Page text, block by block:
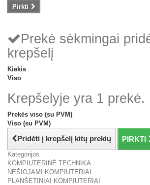
Pirkti
Prekė sėkmingai
krepšelį
Kiekis
Viso
Krepšelyje yra 1 prekė.
Prekės viso (su PVM)
Viso (su PVM)
Pridėti į krepšelį kitų prekių PIRKTI
Kategorijos
KOMPIUTERINĖ TECHNIKA
NEŠIOJAMI KOMPIUTERIAI
PLANŠETINIAI KOMPIUTERIAI